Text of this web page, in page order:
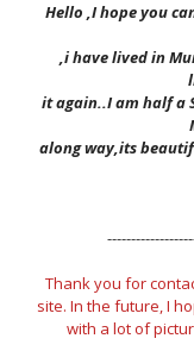
Hello ,I hope you
,i have lived in
it again..I am half a
along way,its
Thank you for
site. In the future, I
with a lot of